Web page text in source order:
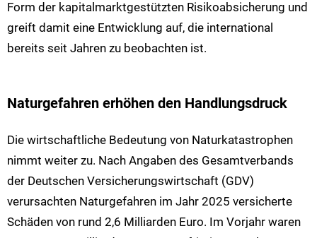
Form der kapitalmarktgestützten Risikoabsicherung und
greift damit eine Entwicklung auf, die international
bereits seit Jahren zu beobachten ist.
Naturgefahren erhöhen den Handlungsdruck
Die wirtschaftliche Bedeutung von Naturkatastrophen
nimmt weiter zu. Nach Angaben des Gesamtverbands
der Deutschen Versicherungswirtschaft (GDV)
verursachten Naturgefahren im Jahr 2025 versicherte
Schäden von rund 2,6 Milliarden Euro. Im Vorjahr waren